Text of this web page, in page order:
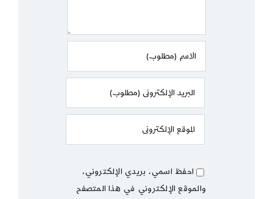
احفظ اسمي، بريدي الإلكتروني،
والموقع الإلكتروني في هذا المتصفح